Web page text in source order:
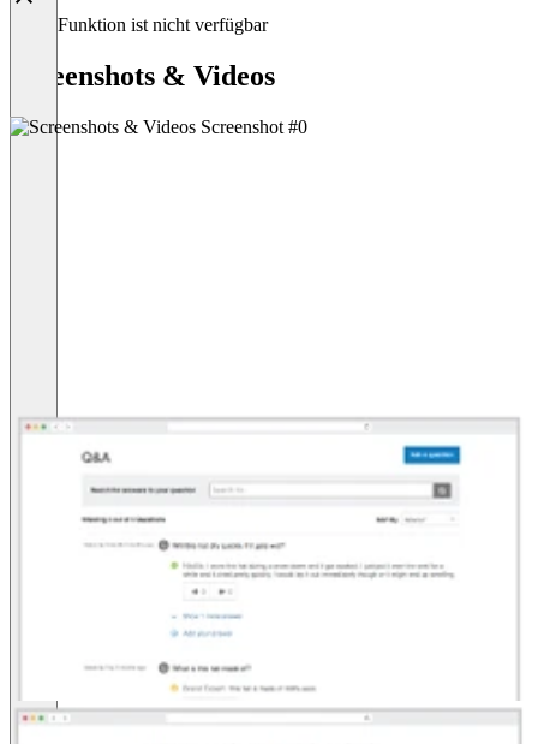
Diese Funktion ist nicht verfügbar
Screenshots & Videos